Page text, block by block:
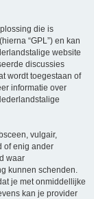
die is
“GPL”) en kan
website
discussies
wordt toegestaan of
informatie over
vulgair,
of enig ander
waar
kunnen schenden.
je met onmiddellijke
kan je provider